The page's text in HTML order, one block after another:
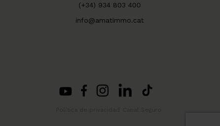
(+34) 934 803 400
info@amatimmo.cat